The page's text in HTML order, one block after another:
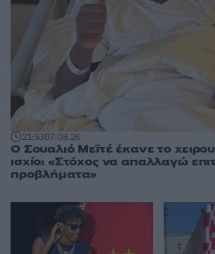
21:5307.08.26
Ο Σουαλιό Μεϊτέ έκανε το
ισχίο: «Στόχος να απαλλαγώ
προβλήματα»